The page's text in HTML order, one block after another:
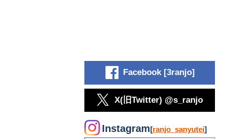
Facebook [3ranjo]
X(旧Twitter) @s_ranjo
Instagram[ranjo_sanyutei]